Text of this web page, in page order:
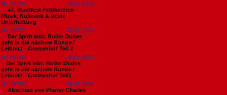
Nr. 18788
26.07.2026
47. Stadtfest Feldkirchen –
Musik, Kulinarik & beste
Unterhaltung
Nr. 18787
26.07.2026
Der Spirit lebt: Rollin Dudes
geht in die nächste Runde /
Leibnitz - Grottenhof Teil 2
Nr. 18786
26.07.2026
​Der Spirit lebt: Rollin Dudes
geht in die nächste Runde /
Leibnitz - Grottenhof Teil1
Nr. 18785
26.07.2026
Abschied von Pfarrer Charles